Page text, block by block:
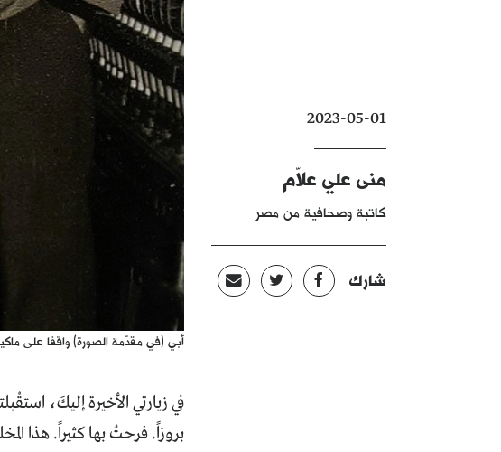
2023-05-01
منى علي علاّم
كاتبة وصحافية من مصر
شارك
أبي (في مقدّمة الصورة) واقفا على
في زيارتي الأخيرة إليكَ،
بروزاً. فرحتُ بها كثيراً. هذا